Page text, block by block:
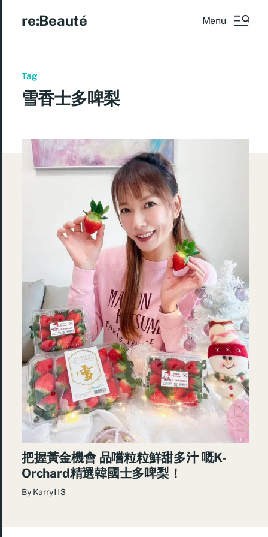
re:Beauté Menu
Tag
雪香士多啤梨
把握黃金機會 品嚐粒粒鮮甜多汁 嘅K-
Orchard精選韓國士多啤梨！
By Karry113